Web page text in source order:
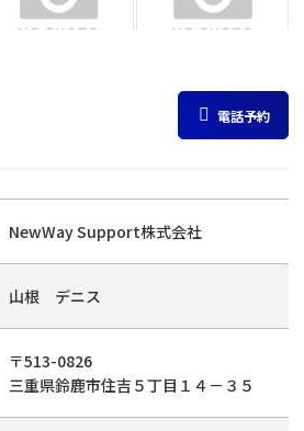
電話予約
NewWay Support株式会社
山根 デニス
〒513-0826
三重県鈴鹿市住吉５丁目１４－３５